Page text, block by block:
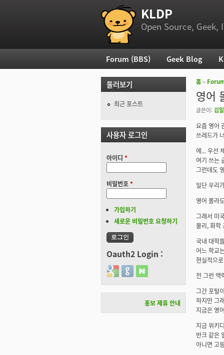
부 메뉴 KLDP
Open Source, Geek,
현재
홈 ››
영어
글쓴이: 김
요즘 영어
쓰레드가
에... 우선
여기 쓰는
그런데도
일단 우리
영어 몰라
그래서 미
물리, 화학
국내 대학
어느 학교
현실적으
전 그런 맥
그간 포털
하지만 그
지금은 영
지금 위키
반크 같은
아니면 고
주 메뉴
Forum (BBS) Geek Blog
둘러보기
최근 포스트
사용자 로그인
아이디 *
비밀번호*
가입하기
새로운 비밀번호 요청하기
Oauth2 Login :
Login with Google
Login with GitHub
Login with Naver
홍보 제휴 안내